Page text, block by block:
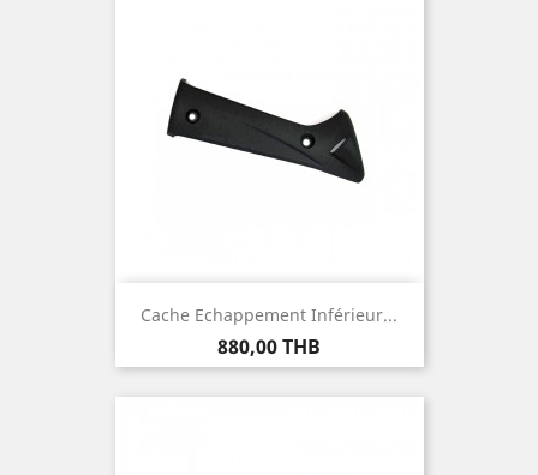
Cache Echappement Inférieur...
Prix
880,00 THB